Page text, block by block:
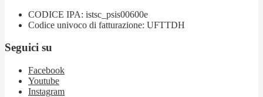
CODICE IPA: istsc_psis00600e
Codice univoco di fatturazione: UFTTDH
Seguici su
Facebook
Youtube
Instagram